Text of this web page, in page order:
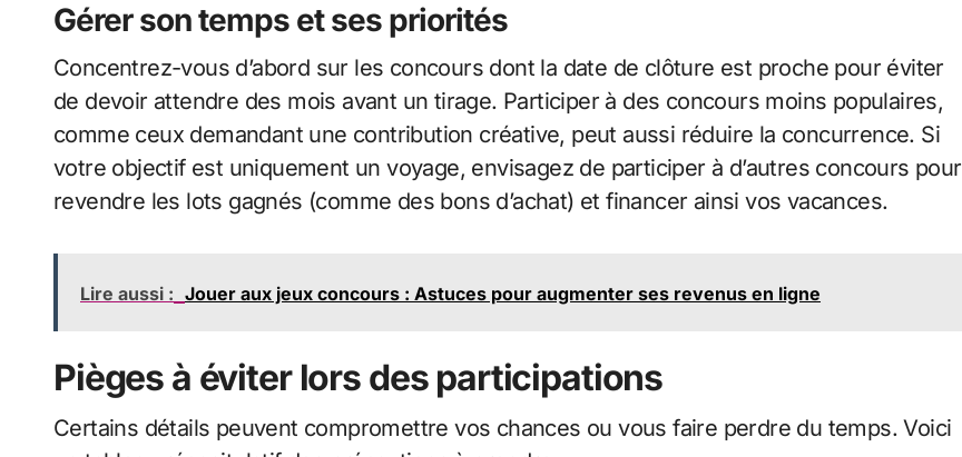
Gérer son temps et ses priorités
Concentrez-vous d’abord sur les concours dont la date de clôture est proche pour éviter
de devoir attendre des mois avant un tirage. Participer à des concours moins populaires,
comme ceux demandant une contribution créative, peut aussi réduire la concurrence. Si
votre objectif est uniquement un voyage, envisagez de participer à d’autres concours pour
revendre les lots gagnés (comme des bons d’achat) et financer ainsi vos vacances.
Lire aussi : Jouer aux jeux concours : Astuces pour augmenter ses revenus en ligne
Pièges à éviter lors des participations
Certains détails peuvent compromettre vos chances ou vous faire perdre du temps. Voici